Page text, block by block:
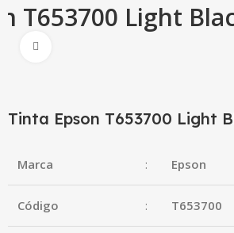
T653700 Light
Tinta Epson T653700 Light
Marca : Epson
Código : T653700